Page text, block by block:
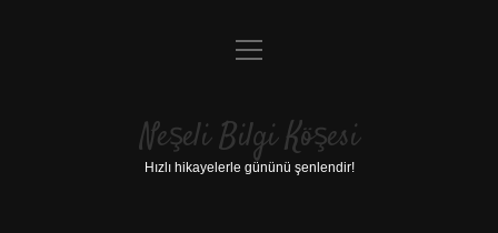
Anasayfa
Yasal Uyarı
menüyü
Neşeli Bilgi Köşesi
Hızlı hikayelerle gününü şenlendir!